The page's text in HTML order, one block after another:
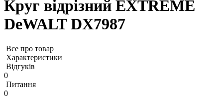
Круг відрізний EXTREME
DeWALT DX7987
Все про товар
Характеристики
Відгуків
0
Питання
0